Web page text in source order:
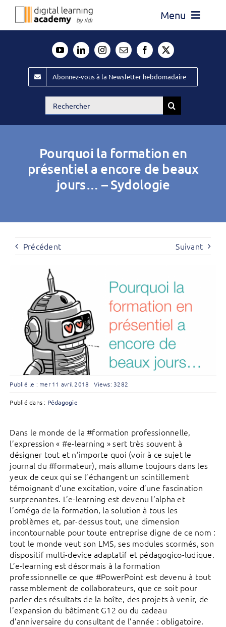
Passer
Menu
Évènements ILDI
Offres d’emploi
Abonnez-vous à la Newsletter hebdomadaire
Rechercher:
Pourquoi la formation en
présentiel a encore de beaux
jours… – Sydologie
Précédent Suivant
Publié le : mer 11 avril 2018 Views: 3282
Publié dans : Pédagogie
Dans le monde de la #formation professionnelle,
l’expression « #e-learning » sert très souvent à
désigner tout et n’importe quoi (voir à ce sujet le
journal du #formateur), mais allume toujours dans les
yeux de ceux qui se l’échangent un scintillement
témoignant d’une excitation, voire d’une fascination
surprenantes. L’e-learning est devenu l’alpha et
l’oméga de la formation, la solution à tous les
problèmes et, par-dessus tout, une dimension
incontournable pour toute entreprise digne de ce nom :
tout le monde veut son LMS, ses modules scormés, son
dispositif multi-device adaptatif et pédagogico-ludique.
L’e-learning est désormais à la formation
professionnelle ce que #PowerPoint est devenu à tout
rassemblement de collaborateurs, que ce soit pour
parler des résultats de la boîte, des projets à venir, de
l’expansion du bâtiment G12 ou du cadeau
d’anniversaire du consultant de l’année : obligatoire.